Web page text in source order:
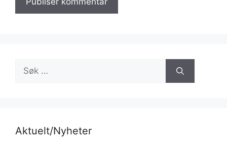
Søk
etter:
Aktuelt/Nyheter